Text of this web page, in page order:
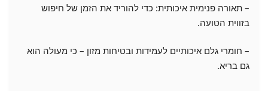
– תאורה פנימית איכותית: כדי להוריד את הזמן של חיפוש
בזווית הטועה.
– חומרי גלם איכותיים לעמידות ובטיחות מזון – כי מעולה הוא
גם בריא.